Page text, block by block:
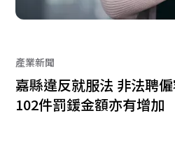
產業新聞
嘉縣違反就服法 非法聘
102件罰鍰金額亦有增加